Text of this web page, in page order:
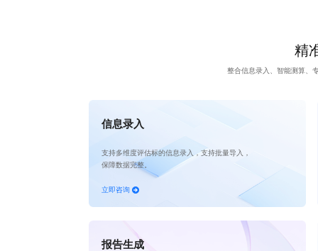
精
整合信息录入、智能测算、
信息录入
支持多维度评估标的信息录入，支持批量导入，
保障数据完整。
立即咨询
报告生成